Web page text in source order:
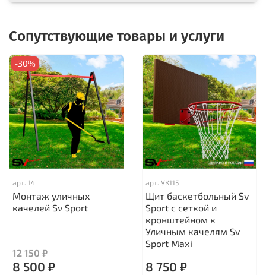
Сопутствующие товары и услуги
-30%
арт. 14
Монтаж уличных
качелей Sv Sport
12 150 ₽
8 500 ₽
арт. УК115
Щит баскетбольный Sv
Sport c сеткой и
кронштейном к
Уличным качелям Sv
Sport Maхi
8 750 ₽